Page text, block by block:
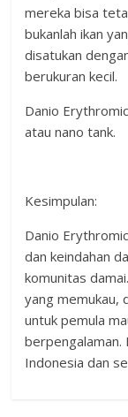
mereka bisa
bukanlah ikan
disatukan
berukuran kecil.
Danio
atau nano tank.
Kesimpulan:
Danio
dan keindahan
komunitas
yang memukau,
untuk pemula
berpengalaman.
Indonesia dan